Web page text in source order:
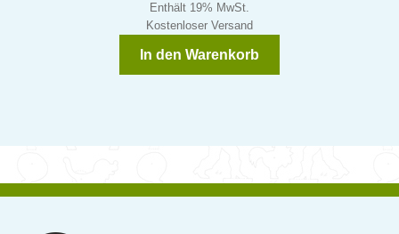
Enthält 19% MwSt.
Kostenloser Versand
In den Warenkorb